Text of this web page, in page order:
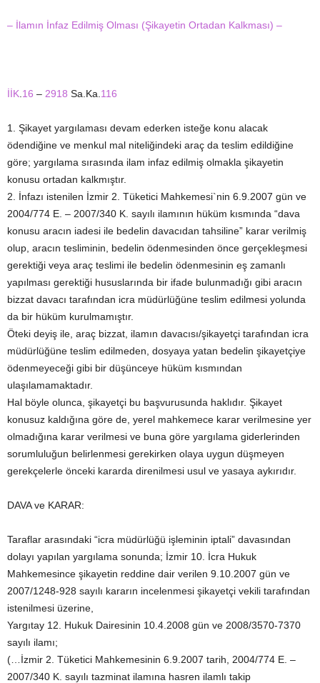
– İlamın İnfaz Edilmiş Olması (Şikayetin Ortadan Kalkması) –
İİK 16 – 2918 Sa.Ka. 116
1. Şikayet yargılaması devam ederken isteğe konu alacak
ödendiğine ve menkul mal niteliğindeki araç da teslim edildiğine
göre; yargılama sırasında ilam infaz edilmiş olmakla şikayetin
konusu ortadan kalkmıştır.
2. İnfazı istenilen İzmir 2. Tüketici Mahkemesi`nin 6.9.2007 gün ve
2004/774 E. – 2007/340 K. sayılı ilamının hüküm kısmında “dava
konusu aracın iadesi ile bedelin davacıdan tahsiline” karar verilmiş
olup, aracın tesliminin, bedelin ödenmesinden önce gerçekleşmesi
gerektiği veya araç teslimi ile bedelin ödenmesinin eş zamanlı
yapılması gerektiği hususlarında bir ifade bulunmadığı gibi aracın
bizzat davacı tarafından icra müdürlüğüne teslim edilmesi yolunda
da bir hüküm kurulmamıştır.
Öteki deyiş ile, araç bizzat, ilamın davacısı/şikayetçi tarafından icra
müdürlüğüne teslim edilmeden, dosyaya yatan bedelin şikayetçiye
ödenmeyeceği gibi bir düşünceye hüküm kısmından
ulaşılamamaktadır.
Hal böyle olunca, şikayetçi bu başvurusunda haklıdır. Şikayet
konusuz kaldığına göre de, yerel mahkemece karar verilmesine yer
olmadığına karar verilmesi ve buna göre yargılama giderlerinden
sorumluluğun belirlenmesi gerekirken olaya uygun düşmeyen
gerekçelerle önceki kararda direnilmesi usul ve yasaya aykırıdır.
DAVA ve KARAR:
Taraflar arasındaki “icra müdürlüğü işleminin iptali” davasından
dolayı yapılan yargılama sonunda; İzmir 10. İcra Hukuk
Mahkemesince şikayetin reddine dair verilen 9.10.2007 gün ve
2007/1248-928 sayılı kararın incelenmesi şikayetçi vekili tarafından
istenilmesi üzerine,
Yargıtay 12. Hukuk Dairesinin 10.4.2008 gün ve 2008/3570-7370
sayılı ilamı;
(…İzmir 2. Tüketici Mahkemesinin 6.9.2007 tarih, 2004/774 E. –
2007/340 K. sayılı tazminat ilamına hasren ilamlı takip